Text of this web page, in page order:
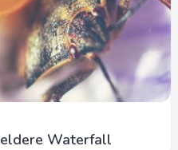
Waterfall